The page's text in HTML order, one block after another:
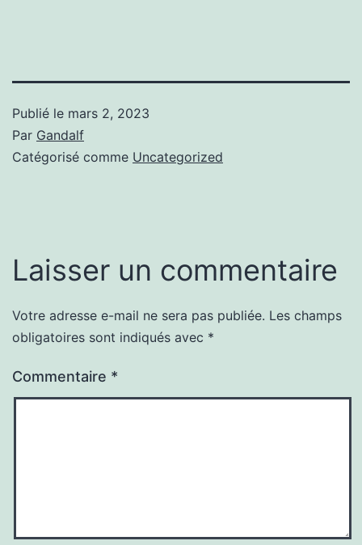
Publié le mars 2, 2023
Par Gandalf
Catégorisé comme Uncategorized
Laisser un commentaire
Votre adresse e-mail ne sera pas publiée. Les champs
obligatoires sont indiqués avec *
Commentaire *